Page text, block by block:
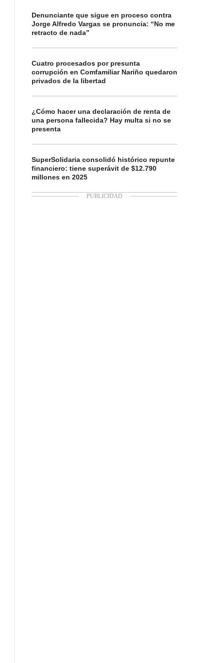
Denunciante que sigue en proceso contra
Jorge Alfredo Vargas se pronuncia: “No me
retracto de nada”
Cuatro procesados por presunta
corrupción en Comfamiliar Nariño quedaron
privados de la libertad
¿Cómo hacer una declaración de renta de
una persona fallecida? Hay multa si no se
presenta
SuperSolidaria consolidó histórico repunte
financiero: tiene superávit de $12.790
millones en 2025